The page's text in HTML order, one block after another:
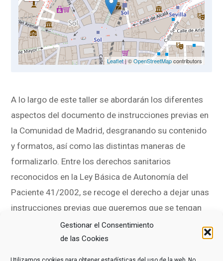
Gestionar el Consentimiento
de las Cookies
Leaflet| ©OpenStreetMapcontributors
A lo largo de este taller se abordarán los diferentes
aspectos del documento de instrucciones previas en
la Comunidad de Madrid, desgranando su contenido
y formatos, así como las distintas maneras de
formalizarlo. Entre los derechos sanitarios
reconocidos en la Ley Básica de Autonomía del
Paciente 41/2002, se recoge el derecho a dejar unas
instrucciones previas que queremos que se tengan
en cuenta en nuestra atención médica al final de la